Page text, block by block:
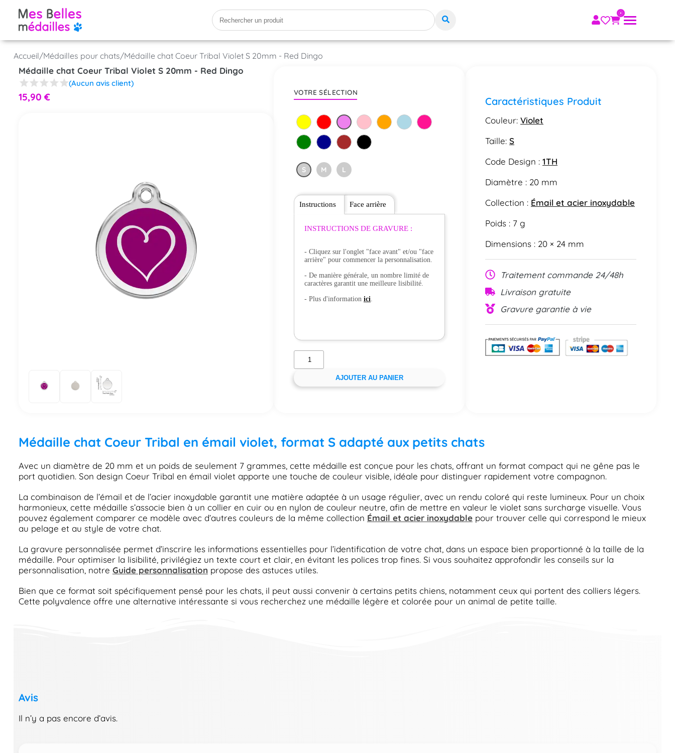
Accueil/Médailles pour chats/Médaille chat Coeur Tribal Violet S 20mm - Red Dingo
Médaille chat Coeur Tribal Violet S 20mm - Red Dingo
(Aucun avis client)
15,90 € VOTRE SÉLECTION
S M L
Instructions
INSTRUCTIONS DE GRAVURE :
- Cliquez sur l'onglet "face avant" et/ou "face
arrière" pour commencer la personnalisation.
- De manière générale, un nombre limité de
caractères garantit une meilleure lisibilité.
- Plus d'information ici.
Face arrière
AJOUTER AU PANIER
Caractéristiques Produit
Couleur:Violet
Taille:S
Code Design :1TH
Diamètre : 20 mm
Collection : Émail et acier inoxydable
Poids : 7 g
Dimensions : 20 × 24 mm
Traitement commande 24/48h
Livraison gratuite
Gravure garantie à vie
Médaille chat Coeur Tribal en émail violet, format S adapté aux petits chats
Avec un diamètre de 20 mm et un poids de seulement 7 grammes, cette médaille est conçue pour les chats, offrant un format compact qui ne gêne pas le
port quotidien. Son design Coeur Tribal en émail violet apporte une touche de couleur visible, idéale pour distinguer rapidement votre compagnon.
La combinaison de l’émail et de l’acier inoxydable garantit une matière adaptée à un usage régulier, avec un rendu coloré qui reste lumineux. Pour un choix
harmonieux, cette médaille s’associe bien à un collier en cuir ou en nylon de couleur neutre, afin de mettre en valeur le violet sans surcharge visuelle. Vous
pouvez également comparer ce modèle avec d’autres couleurs de la même collection Émail et acier inoxydablepour trouver celle qui correspond le mieux
au pelage et au style de votre chat.
La gravure personnalisée permet d’inscrire les informations essentielles pour l’identification de votre chat, dans un espace bien proportionné à la taille de la
médaille. Pour optimiser la lisibilité, privilégiez un texte court et clair, en évitant les polices trop fines. Si vous souhaitez approfondir les conseils sur la
personnalisation, notre Guide personnalisation propose des astuces utiles.
Bien que ce format soit spécifiquement pensé pour les chats, il peut aussi convenir à certains petits chiens, notamment ceux qui portent des colliers légers.
Cette polyvalence offre une alternative intéressante si vous recherchez une médaille légère et colorée pour un animal de petite taille.
Avis
Il n’y a pas encore d’avis.